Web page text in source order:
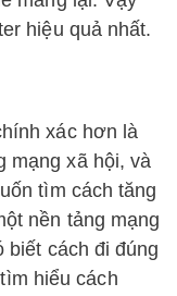
hiệu quả nhất.
xác hơn là
mạng xã hội, và
tìm cách tăng
nền tảng mạng
biết cách đi đúng
tìm hiểu cách